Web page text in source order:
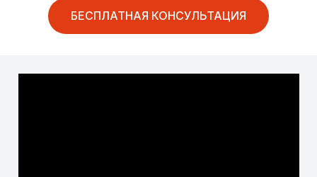
БЕСПЛАТНАЯ КОНСУЛЬТАЦИЯ